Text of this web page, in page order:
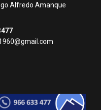
Alfredo Amanque